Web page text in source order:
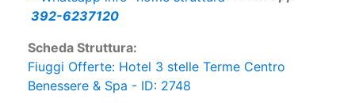
Scheda Struttura:
Fiuggi Offerte: Hotel 3 stelle Terme Centro
Benessere & Spa - ID: 2748